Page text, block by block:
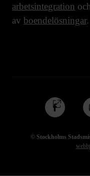
arbetsintegration
av boendelösningar.
© Stockholms
Följ
oss
Facebook